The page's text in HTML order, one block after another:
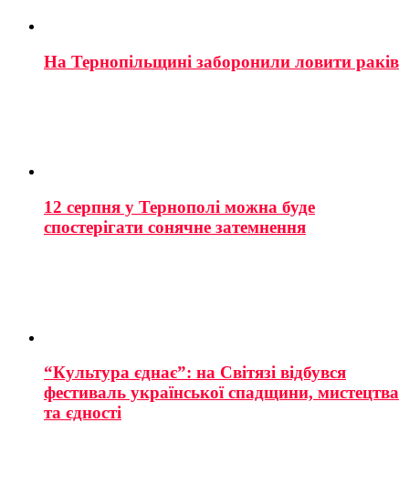
На Тернопільщині заборонили ловити раків
12 серпня у Тернополі можна буде
спостерігати сонячне затемнення
“Культура єднає”: на Світязі відбувся
фестиваль української спадщини, мистецтва
та єдності